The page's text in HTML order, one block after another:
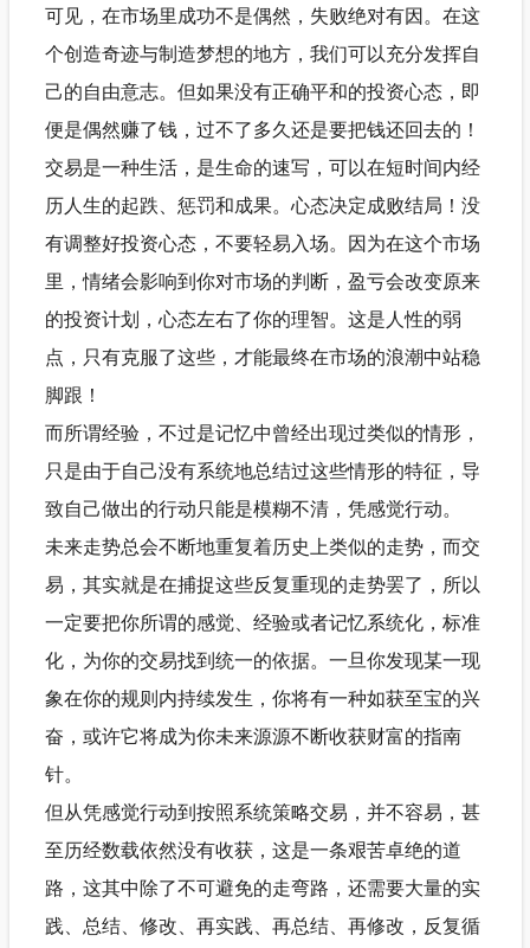
可见，在市场里成功不是偶然，失败绝对有因。在这
个创造奇迹与制造梦想的地方，我们可以充分发挥自
己的自由意志。但如果没有正确平和的投资心态，即
便是偶然赚了钱，过不了多久还是要把钱还回去的！
交易是一种生活，是生命的速写，可以在短时间内经
历人生的起跌、惩罚和成果。心态决定成败结局！没
有调整好投资心态，不要轻易入场。因为在这个市场
里，情绪会影响到你对市场的判断，盈亏会改变原来
的投资计划，心态左右了你的理智。这是人性的弱
点，只有克服了这些，才能最终在市场的浪潮中站稳
脚跟！
而所谓经验，不过是记忆中曾经出现过类似的情形，
只是由于自己没有系统地总结过这些情形的特征，导
致自己做出的行动只能是模糊不清，凭感觉行动。
未来走势总会不断地重复着历史上类似的走势，而交
易，其实就是在捕捉这些反复重现的走势罢了，所以
一定要把你所谓的感觉、经验或者记忆系统化，标准
化，为你的交易找到统一的依据。一旦你发现某一现
象在你的规则内持续发生，你将有一种如获至宝的兴
奋，或许它将成为你未来源源不断收获财富的指南
针。
但从凭感觉行动到按照系统策略交易，并不容易，甚
至历经数载依然没有收获，这是一条艰苦卓绝的道
路，这其中除了不可避免的走弯路，还需要大量的实
践、总结、修改、再实践、再总结、再修改，反复循